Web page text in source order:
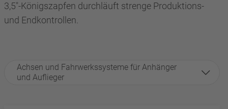
3,5"-Königszapfen durchläuft strenge Produktions-
und Endkontrollen.
Achsen und Fahrwerkssysteme für Anhänger
und Auflieger